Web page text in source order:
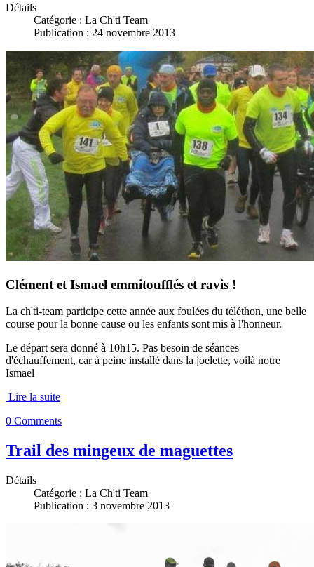
Détails
Catégorie : La Ch'ti Team
Publication : 24 novembre 2013
Clément et Ismael emmitoufflés et ravis !
La ch'ti-team participe cette année aux foulées du téléthon, une belle
course pour la bonne cause ou les enfants sont mis à l'honneur.
Le départ sera donné à 10h15. Pas besoin de séances
d'échauffement, car à peine installé dans la joelette, voilà notre
Ismael
Lire la suite
0 Comments
Trail des mingeux de maguettes
Détails
Catégorie : La Ch'ti Team
Publication : 3 novembre 2013